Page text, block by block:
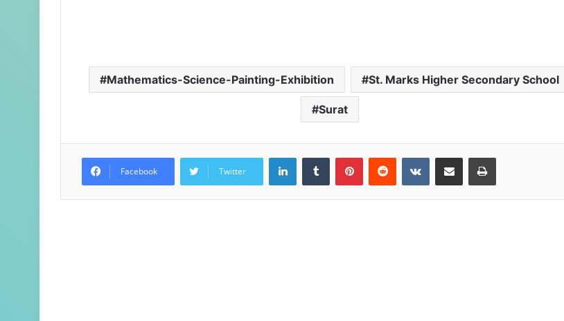
Mathematics-Science-Painting-Exhibition St. Marks Higher Secondary School
Surat
Facebook Twitter